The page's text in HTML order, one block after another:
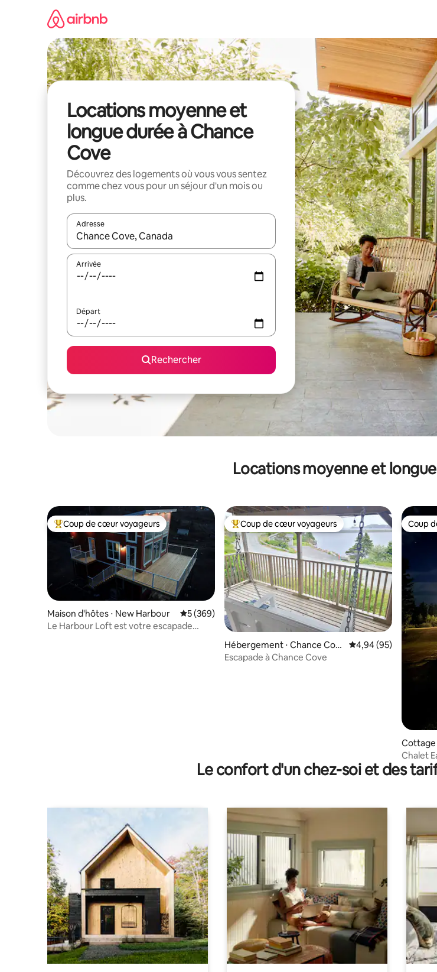
Locations moyenne et
longue durée à Chance
Cove
Découvrez des logements où vous vous sentez
comme chez vous pour un séjour d'un mois ou
plus.
Adresse
Lorsque les résultats s'affichent, utilisez les flèches vers le haut et vers le bas pour les parcourir
Arrivée
Départ
Rechercher
Locations moyenne et
Coups de cœur voyageurs les plus appréciés
Coup de cœur voyageurs
Maison d'hôtes ⋅ New Harbour Évaluation moyenne sur la base de 369 commentaires : 5 sur 5
5 (369)
Le Harbour Loft est votre escapade
Coups de cœur voyageurs les plus appréciés
Coup de cœur voyageurs
Hébergement ⋅ Chance Cov
e
Évaluation moyenne
4,94 (95)
Escapade à Chance Cove
Coup
Coup
Cottage
nada
Chalet
Bellevue
Le confort d'un chez-soi et des